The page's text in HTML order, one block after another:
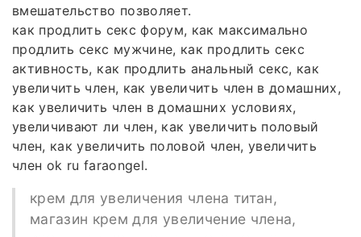
вмешательство позволяет.
как продлить секс форум, как максимально
продлить секс мужчине, как продлить секс
активность, как продлить анальный секс, как
увеличить член, как увеличить член в домашних,
как увеличить член в домашних условиях,
увеличивают ли член, как увеличить половый
член, как увеличить половой член, увеличить
член ok ru faraongel.
крем для увеличения члена титан,
магазин крем для увеличение члена,